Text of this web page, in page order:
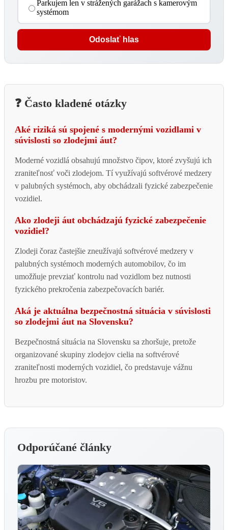
Parkujem len v strážených garážach s kamerovým
systémom
Odoslať hlas
❓ Často kladené otázky
Aké riziká sú spojené s modernými vozidlami v
súvislosti so zlodejmi áut?
Moderné vozidlá obsahujú množstvo čipov, ktoré zvyšujú ich
zraniteľnosť voči zlodejom. Tí využívajú softvérové medzery
v palubných systémoch, aby obchádzali fyzické zabezpečenie
vozidiel.
Ako zlodeji áut obchádzajú fyzické zabezpečenie
vozidiel?
Zlodeji čoraz častejšie zneužívajú softvérové medzery v
palubných systémoch moderných automobilov, čo im
umožňuje prevziať kontrolu nad vozidlom bez nutnosti
fyzického prekročenia zabezpečovacích bariér.
Aká je aktuálna bezpečnostná situácia v súvislosti
so zlodejmi áut na Slovensku?
Bezpečnostná situácia na Slovensku sa zhoršuje, pretože
organizované skupiny zlodejov cielia na softvérové
zraniteľnosti moderných vozidiel, čo predstavuje vážnu
hrozbu pre motoristov.
Odporúčané články